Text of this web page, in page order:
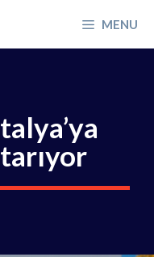
MENU